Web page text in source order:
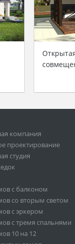
компания
проектирование
студия
с балконом
со вторым светом
с эркером
с тремя спальнями
10 на 12